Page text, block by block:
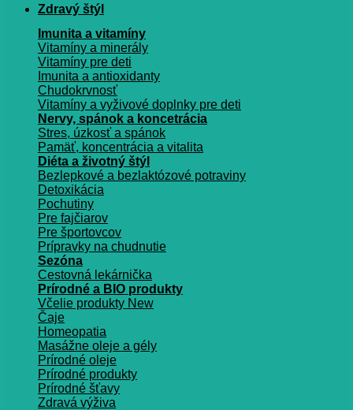
Zdravý štýl
Imunita a vitamíny
Vitamíny a minerály
Vitamíny pre deti
Imunita a antioxidanty
Chudokrvnosť
Vitamíny a vyživové doplnky pre deti
Nervy, spánok a koncetrácia
Stres, úzkosť a spánok
Pamäť, koncentrácia a vitalita
Diéta a životný štýl
Bezlepkové a bezlaktózové potraviny
Detoxikácia
Pochutiny
Pre fajčiarov
Pre športovcov
Prípravky na chudnutie
Sezóna
Cestovná lekárnička
Prírodné a BIO produkty
Včelie produkty
Čaje
Homeopatia
Masážne oleje a gély
Prírodné oleje
Prírodné produkty
Prírodné šťavy
Zdravá výživa